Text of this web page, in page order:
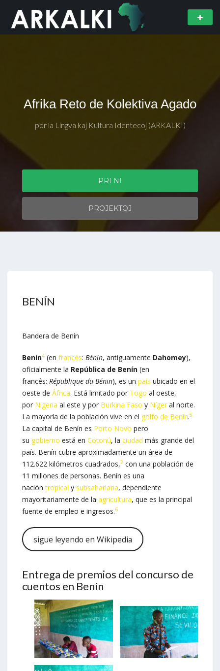
Afrika Reto de Kolektiva Agado
por la Lingva kaj Kultura Identecoj (ARKALKI)
PRI NI
PROJEKTOJ
BENÍN
Bandera de Benín
Benín4 ​ (en francés: Bénin, antiguamente Dahomey),
oficialmente la República de Benín (en
francés: République du Bénin), es un país ubicado en el
oeste de África. Está limitado por Togo al oeste,
por Nigeria al este y por Burkina Faso y Nígeral norte.
La mayoría de la población vive en el golfo de Benín.5
La capital de Benín es Porto Novo pero
su gobierno está en Cotonú, la ciudad más grande del
país. Benín cubre aproximadamente un área de
112.622 kilómetros cuadrados,2 ​ con una población de
11 millones de personas. Benín es una
nacióntropical y subsahariana, dependiente
mayoritariamente de la agricultura, que es la principal
fuente de empleo e ingresos.6
sigue leyendo en Wikipedia
Entrega de premios del concurso de
cuentos en Benín